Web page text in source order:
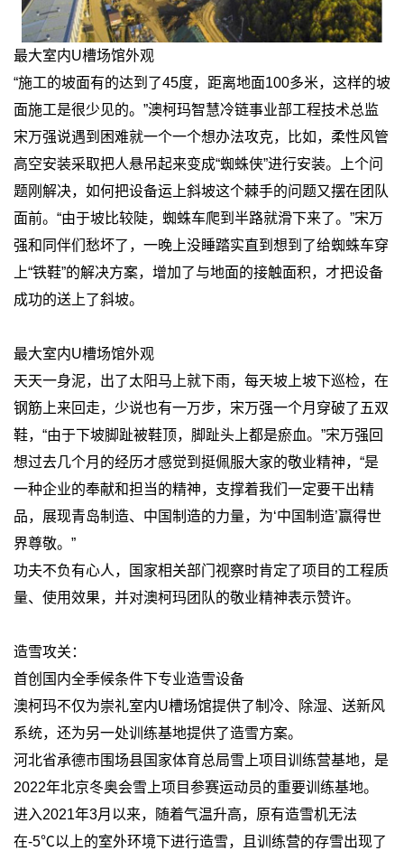
最大室内U槽场馆外观
“施工的坡面有的达到了45度，距离地面100多米，这样的坡
面施工是很少见的。”澳柯玛智慧冷链事业部工程技术总监
宋万强说遇到困难就一个一个想办法攻克，比如，柔性风管
高空安装采取把人悬吊起来变成“蜘蛛侠”进行安装。上个问
题刚解决，如何把设备运上斜坡这个棘手的问题又摆在团队
面前。“由于坡比较陡，蜘蛛车爬到半路就滑下来了。”宋万
强和同伴们愁坏了，一晚上没睡踏实直到想到了给蜘蛛车穿
上“铁鞋”的解决方案，增加了与地面的接触面积，才把设备
成功的送上了斜坡。
最大室内U槽场馆外观
天天一身泥，出了太阳马上就下雨，每天坡上坡下巡检，在
钢筋上来回走，少说也有一万步，宋万强一个月穿破了五双
鞋，“由于下坡脚趾被鞋顶，脚趾头上都是瘀血。”宋万强回
想过去几个月的经历才感觉到挺佩服大家的敬业精神，“是
一种企业的奉献和担当的精神，支撑着我们一定要干出精
品，展现青岛制造、中国制造的力量，为‘中国制造’赢得世
界尊敬。”
功夫不负有心人，国家相关部门视察时肯定了项目的工程质
量、使用效果，并对澳柯玛团队的敬业精神表示赞许。
造雪攻关：
首创国内全季候条件下专业造雪设备
澳柯玛不仅为崇礼室内U槽场馆提供了制冷、除湿、送新风
系统，还为另一处训练基地提供了造雪方案。
河北省承德市围场县国家体育总局雪上项目训练营基地，是
2022年北京冬奥会雪上项目参赛运动员的重要训练基地。
进入2021年3月以来，随着气温升高，原有造雪机无法
在-5℃以上的室外环境下进行造雪，且训练营的存雪出现了